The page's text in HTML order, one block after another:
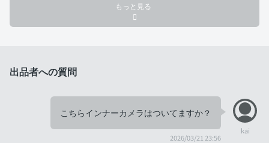
もっと見る
出品者への質問
kai
こちらインナーカメラはついてますか？
2026/03/21 23:56